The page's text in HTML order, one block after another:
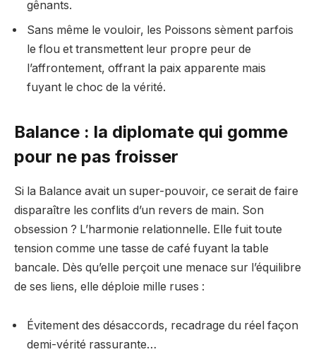
gênants.
Sans même le vouloir, les Poissons sèment parfois
le flou et transmettent leur propre peur de
l’affrontement, offrant la paix apparente mais
fuyant le choc de la vérité.
Balance : la diplomate qui gomme
pour ne pas froisser
Si la Balance avait un super-pouvoir, ce serait de faire
disparaître les conflits d’un revers de main. Son
obsession ? L’harmonie relationnelle. Elle fuit toute
tension comme une tasse de café fuyant la table
bancale. Dès qu’elle perçoit une menace sur l’équilibre
de ses liens, elle déploie mille ruses :
Évitement des désaccords, recadrage du réel façon
demi-vérité rassurante…